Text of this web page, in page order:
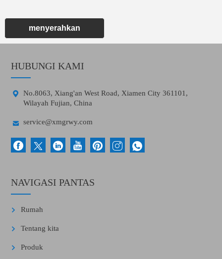
menyerahkan
HUBUNGI KAMI

No.8063, Xiang'an West Road, Xiamen City 361101,
Wilayah Fujian, China
 service@xmgrwy.com
NAVIGASI PANTAS
Rumah
Tentang kita
Produk